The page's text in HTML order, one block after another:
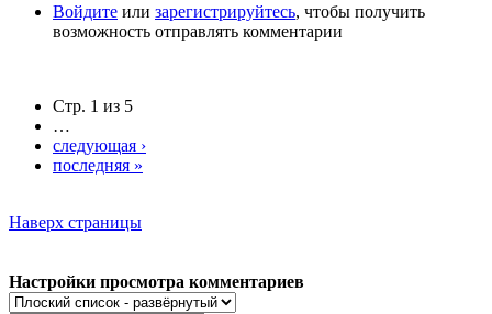
Войдите или зарегистрируйтесь, чтобы получить
возможность отправлять комментарии
Стр. 1 из 5
…
следующая ›
последняя »
Наверх страницы
Настройки просмотра комментариев